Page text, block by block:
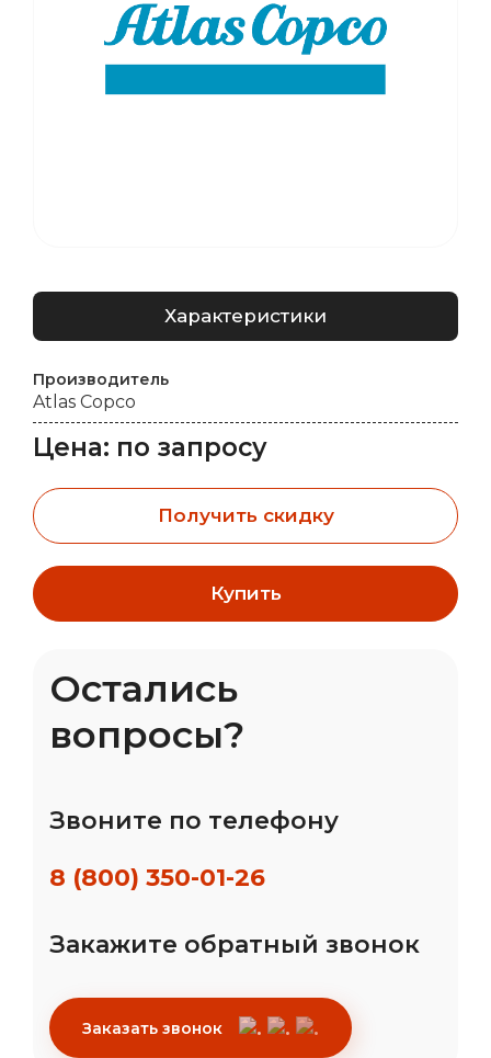
Характеристики
Производитель
Atlas Copco
Цена: по запросу
Получить скидку
Купить
Остались
вопросы?
Звоните по телефону
8 (800) 350-01-26
Закажите обратный звонок
Заказать звонок